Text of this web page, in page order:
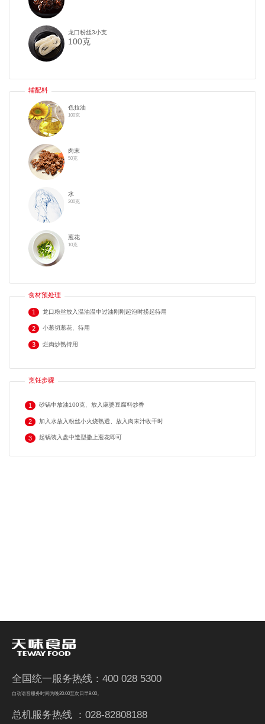
龙口粉丝3小支
100克
辅配料
​​​色拉油
100克
肉末
50克
水
200克
葱花
10克
食材预处理
1 龙口粉丝放入温油温中过油刚刚起泡时捞起待用
2 小葱切葱花、待用
3 烂肉炒熟待用
烹饪步骤
1 砂锅中放油100克、放入麻婆豆腐料炒香
2 加入水放入粉丝小火烧熟透、放入肉末汁收干时
3 起锅装入盘中造型撒上葱花即可
全国统一服务热线：400 028 5300
自动语音服务时间为晚20:00至次日早9:00。
总机服务热线 ：028-82808188